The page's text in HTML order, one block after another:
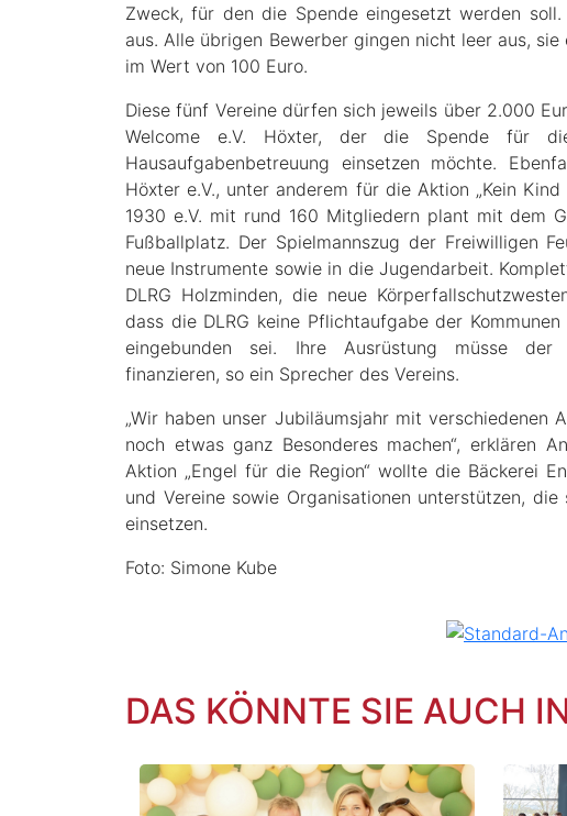
Zweck, für den die Spende eingesetzt werden
aus. Alle übrigen Bewerber gingen nicht leer aus,
im Wert von 100 Euro.
Diese fünf Vereine dürfen sich jeweils über 2.000
Welcome e.V. Höxter, der die Spende für
Hausaufgabenbetreuung einsetzen möchte.
Höxter e.V., unter anderem für die Aktion „Kein
1930 e.V. mit rund 160 Mitgliedern plant mit dem
Fußballplatz. Der Spielmannszug der Freiwilligen
neue Instrumente sowie in die Jugendarbeit.
DLRG Holzminden, die neue
dass die DLRG keine Pflichtaufgabe der
eingebunden sei. Ihre Ausrüstung müsse der
finanzieren, so ein Sprecher des Vereins.
„Wir haben unser Jubiläumsjahr mit
noch etwas ganz Besonderes machen“, erklären
Aktion „Engel für die Region“ wollte die Bäckerei
und Vereine sowie Organisationen unterstützen,
einsetzen.
Foto: Simone Kube
DAS KÖNNTE SIE AUCH